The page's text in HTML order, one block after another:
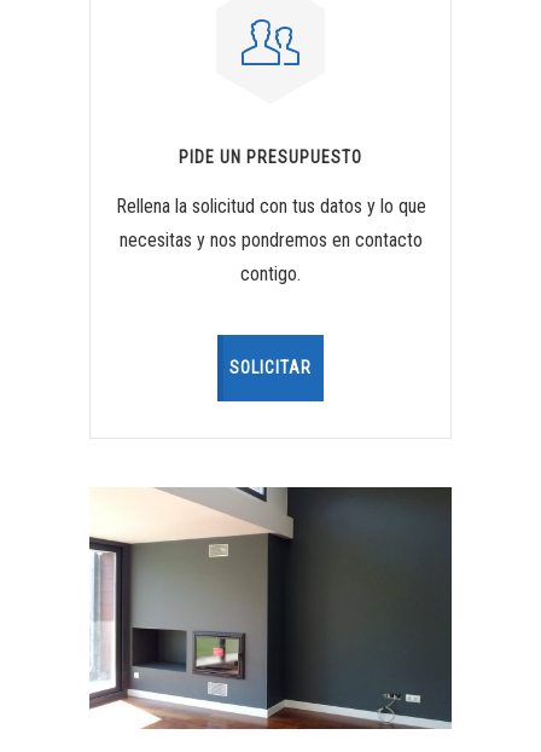
PIDE UN PRESUPUESTO
Rellena la solicitud con tus datos y lo que
necesitas y nos pondremos en contacto
contigo.
SOLICITAR